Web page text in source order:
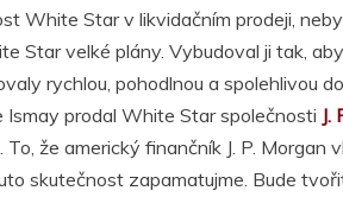
White Star v likvidačním prodeji,
Star velké plány. Vybudoval ji tak,
rychlou, pohodlnou a spolehlivou
Ismay prodal White Star společnosti J.
To, že americký finančník J. P. Morgan
skutečnost zapamatujme. Bude